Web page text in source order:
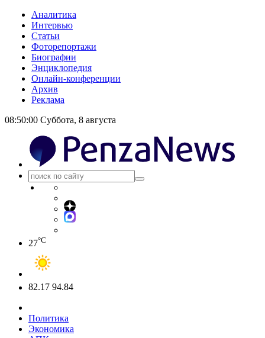
Аналитика
Интервью
Статьи
Фоторепортажи
Биографии
Энциклопедия
Онлайн-конференции
Архив
Реклама
08:50:00 Суббота, 8 августа
27°C
82.17 94.84
Политика
Экономика